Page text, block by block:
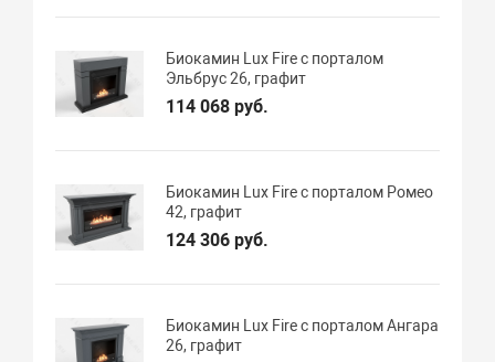
Биокамин Lux Fire с порталом
Эльбрус 26, графит
114 068 руб.
Биокамин Lux Fire с порталом Ромео
42, графит
124 306 руб.
Биокамин Lux Fire с порталом Ангара
26, графит